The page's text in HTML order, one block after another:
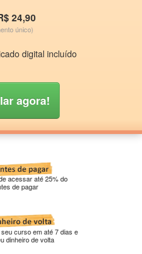
24,90
único)
digital incluído
agora!
acessar até 25% do
de pagar
curso em até 7 dias e
dinheiro de volta